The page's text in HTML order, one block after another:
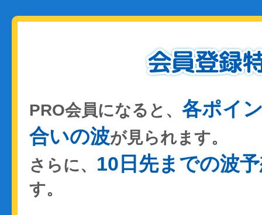
PRO会員になると、 各ポイ
合いの波が見られます。
さらに、 10日先までの波
す。